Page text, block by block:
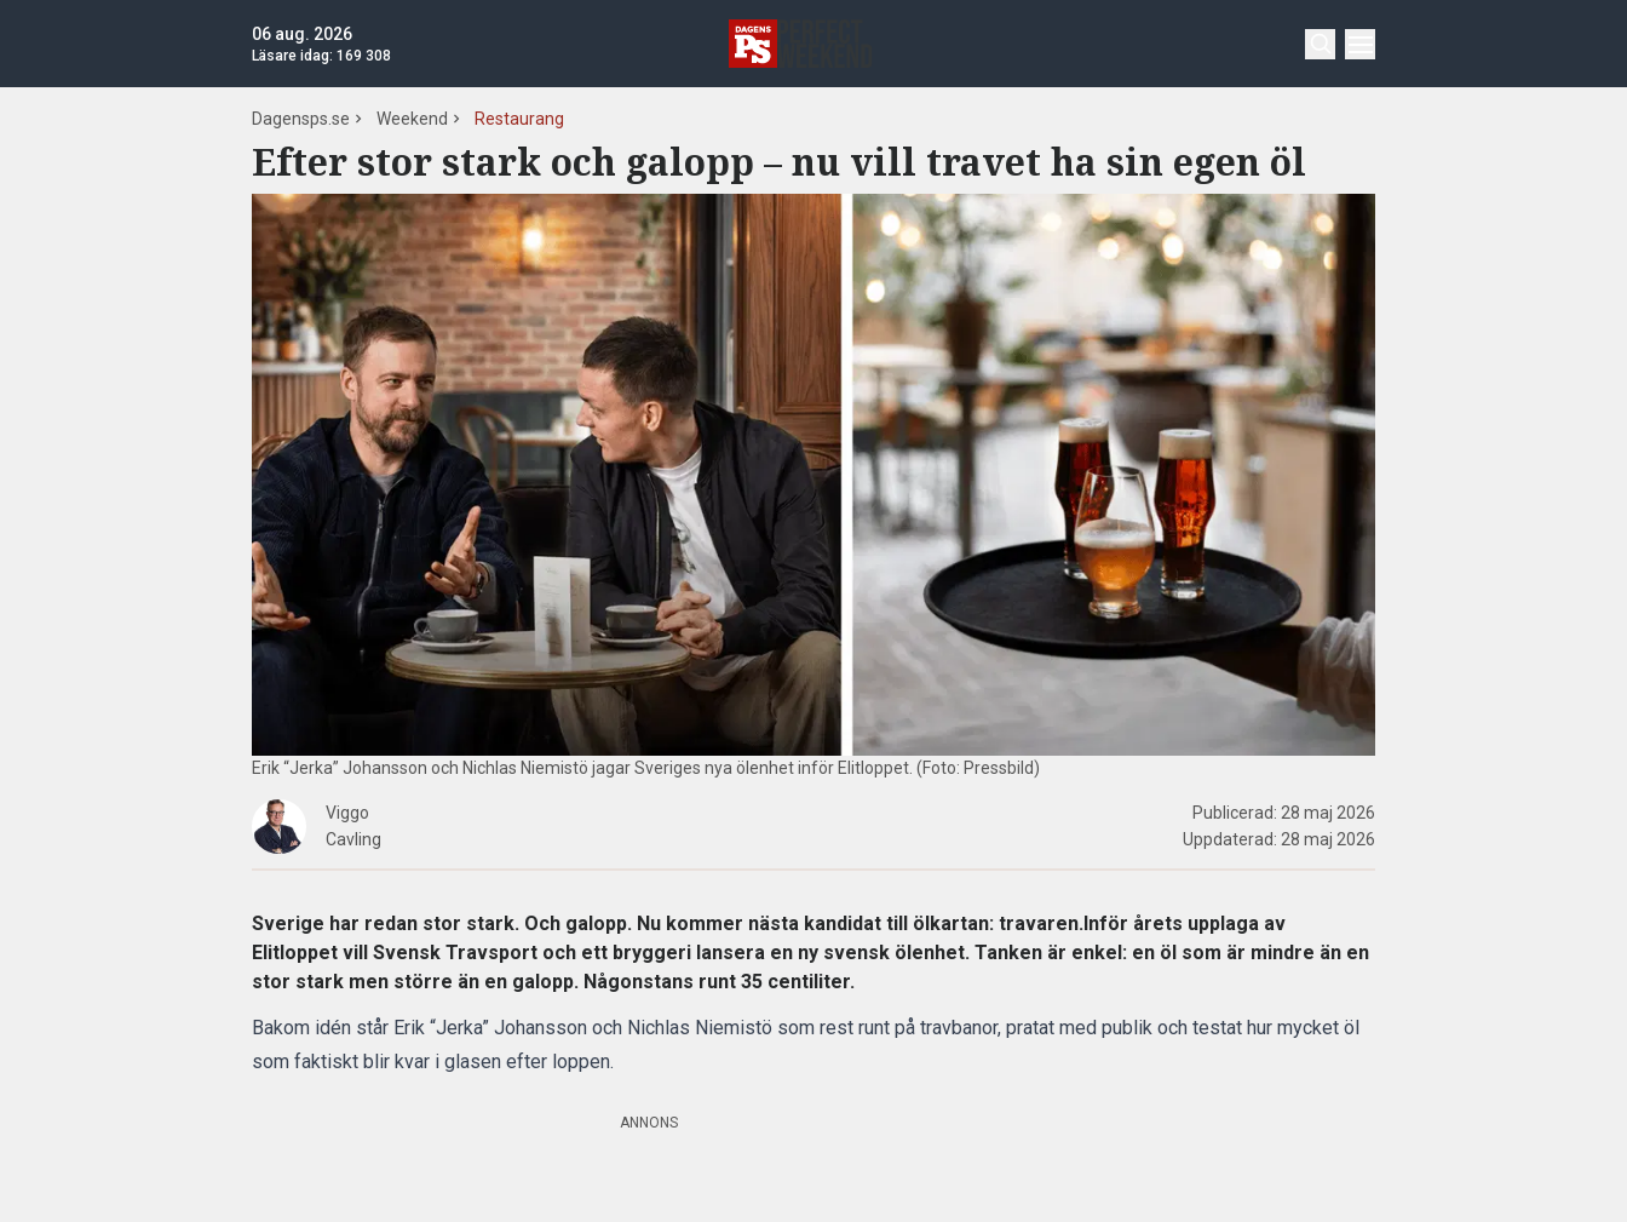
06 aug. 2026
Läsare idag: 169 308
Dagensps.se Weekend Restaurang
Efter stor stark och galopp – nu vill travet ha sin egen öl
Erik “Jerka” Johansson och Nichlas Niemistö jagar Sveriges nya ölenhet inför Elitloppet. (Foto: Pressbild)
Viggo
Cavling
Publicerad: 28 maj 2026
Uppdaterad: 28 maj 2026
Sverige har redan stor stark. Och galopp. Nu kommer nästa kandidat till ölkartan: travaren.Inför årets upplaga av
Elitloppet vill Svensk Travsport och ett bryggeri lansera en ny svensk ölenhet. Tanken är enkel: en öl som är mindre än en
stor stark men större än en galopp. Någonstans runt 35 centiliter.
Bakom idén står Erik “Jerka” Johansson och Nichlas Niemistö som rest runt på travbanor, pratat med publik och testat hur mycket öl
som faktiskt blir kvar i glasen efter loppen.
ANNONS